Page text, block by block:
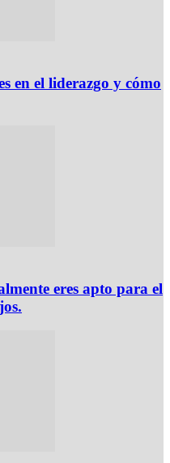
en el liderazgo y cómo
eres apto para el